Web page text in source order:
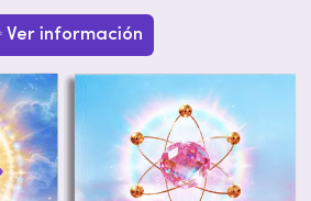
Ver información